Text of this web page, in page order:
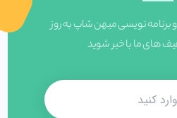
برنامه نویسی میهن شاپ به روز
های ما با خبر شوید